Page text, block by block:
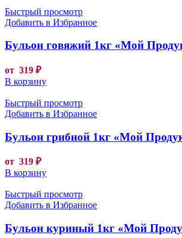
Быстрый просмотр
Добавить в Избранное
Бульон говяжий 1кг «Мой
от 319 ₽
В корзину
Быстрый просмотр
Добавить в Избранное
Бульон грибной 1кг «Мой
от 319 ₽
В корзину
Быстрый просмотр
Добавить в Избранное
Бульон куриный 1кг «Мой